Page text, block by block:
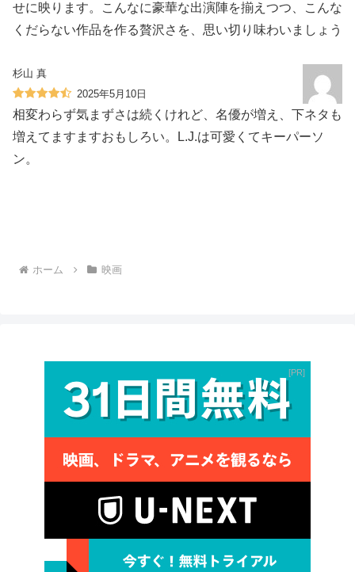
せに映ります。こんなに豪華な出演陣を揃えつつ、こんな
くだらない作品を作る贅沢さを、思い切り味わいましょう
杉山 真
2025年5月10日
相変わらず気まずさは続くけれど、名優が増え、下ネタも
増えてますますおもしろい。L.J.は可愛くてキーパーソ
ン。
ホーム 映画
PR